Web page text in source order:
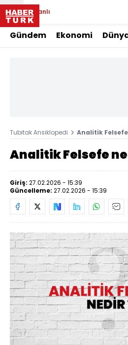
Canlı
Gündem Ekonomi
Tubitak Ansiklopedi Analitik
Analitik Felsefe
Giriş: 27.02.2026 - 15:39
Güncelleme: 27.02.2026 - 15:39